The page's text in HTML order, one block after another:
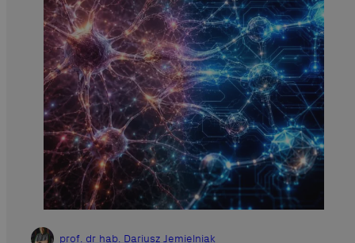
prof. dr hab. Dariusz Jemielniak